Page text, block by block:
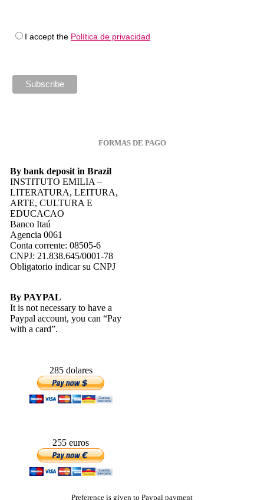
I accept the Política de privacidad
FORMAS DE PAGO
By bank deposit in Brazil
INSTITUTO EMILIA –
LITERATURA, LEITURA,
ARTE, CULTURA E
EDUCACAO
Banco Itaú
Agencia 0061
Conta corrente: 08505-6
CNPJ: 21.838.645/0001-78
Obligatorio indicar su CNPJ
By PAYPAL
It is not necessary to have a
Paypal account, you can “Pay
with a card”.
285 dolares
255 euros
Preference is given to Paypal payment